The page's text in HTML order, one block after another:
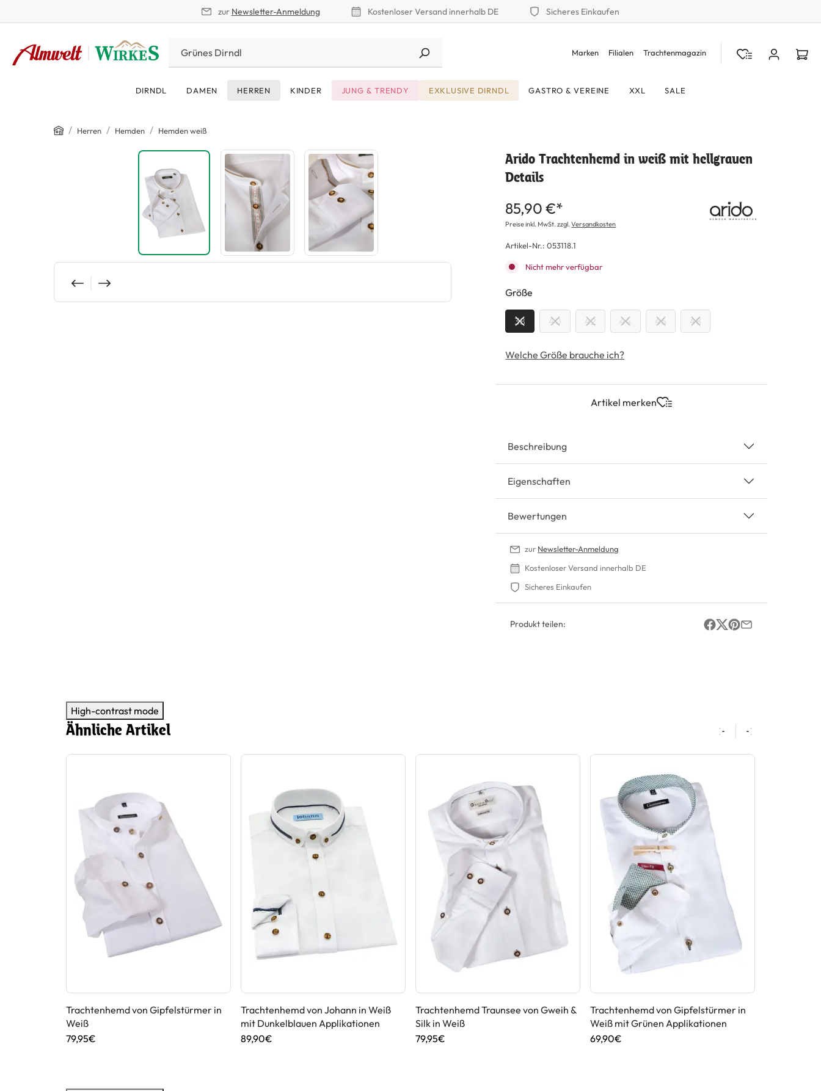
zur Newsletter-Anmeldung Kostenloser Versand innerhalb DE Sicheres Einkaufen
Marken Filialen Trachtenmagazin
DIRNDL DAMEN HERREN KINDER JUNG & TRENDY EXKLUSIVE DIRNDL GASTRO & VEREINE XXL SALE
Home
/ Herren / Hemden / Hemden weiß
Bildergalerie überspringen
Arido Trachtenhemd in weiß mit hellgrauen
Details
85,90 €*
Preise inkl. MwSt. zzgl.Versandkosten
Artikel-Nr.:053118.1
Nicht mehr verfügbar
Größe
38 40 42 44 46 48
Welche Größe brauche ich?
Artikel merken
Beschreibung
Eigenschaften
Bewertungen
zur Newsletter-Anmeldung
Kostenloser Versand innerhalb DE
Sicheres Einkaufen
Produkt teilen:
High-contrast mode
Ähnliche Artikel
Trachtenhemd von Gipfelstürmer in
Weiß
79,95€
Trachtenhemd von Johann in Weiß
mit Dunkelblauen Applikationen
89,90€
Trachtenhemd Traunsee von Gweih &
Silk in Weiß
79,95€
Trachtenhemd von Gipfelstürmer in
Weiß mit Grünen Applikationen
69,90€